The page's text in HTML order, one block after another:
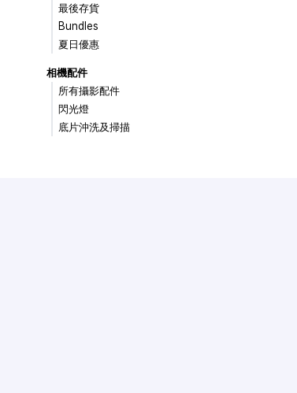
最後存貨
Bundles
夏日優惠
相機配件
所有攝影配件
閃光燈
底片沖洗及掃描